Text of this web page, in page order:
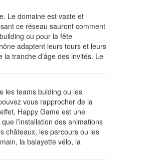
Le domaine est vaste et
ce réseau sauront comment
ou pour la fête
adaptent leurs tours et leurs
tranche d’âge des invités. Le
les teams bulding ou les
vous rapprocher de la
Happy Game est une
l’installation des animations
châteaux, les parcours ou les
la balayette vélo, la